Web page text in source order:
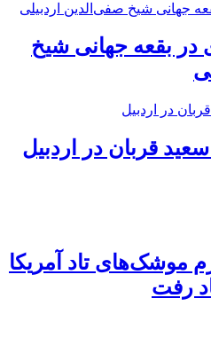
بقعه جهانی شیخ
قربان در اردبیل
موشک‌های تاد آمریکا